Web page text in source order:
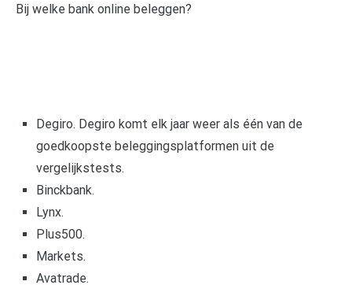
Bij welke bank online beleggen?
Degiro. Degiro komt elk jaar weer als één van de
goedkoopste beleggingsplatformen uit de
vergelijkstests.
Binckbank.
Lynx.
Plus500.
Markets.
Avatrade.